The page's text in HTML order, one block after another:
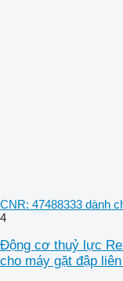
CNR: 47488333 dành
4
Động cơ thuỷ lực
cho máy gặt đập